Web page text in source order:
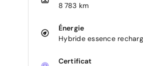
8 783 km
Énergie
Hybride essence
Certificat